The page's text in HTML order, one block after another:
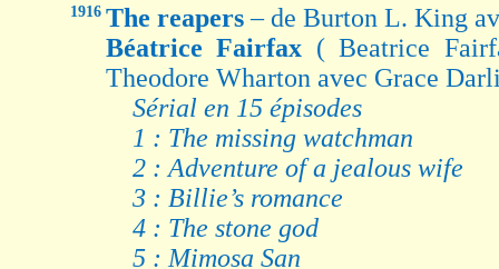
1916 The reapers– de Burton L. King
Béatrice Fairfax ( Beatrice
Theodore Wharton avec Grace
Sérial en 15 épisodes
1 : The missing watchman
2 : Adventure of a jealous wife
3 : Billie’s romance
4 : The stone god
5 : Mimosa San